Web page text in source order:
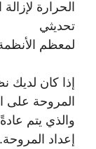
الحرارة
تحديثي
لمعظم
إذا كان لديك
المروحة على
والذي يتم
إعداد